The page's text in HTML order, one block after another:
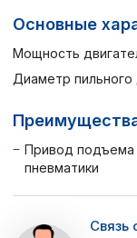
Основные
Мощность
Диаметр пильного
Привод подъема
пневматики
Связь